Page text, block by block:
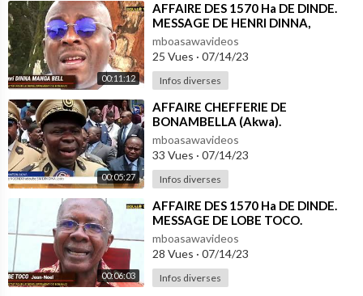
00:11:12
⁣AFFAIRE DES 1570 Ha DE DINDE.
MESSAGE DE HENRI DINNA,
MEMBRE DU COLLECTIF
mboasawavideos
25 Vues · 07/14/23
Infos diverses
00:05:27
⁣AFFAIRE CHEFFERIE DE
BONAMBELLA (Akwa).
mboasawavideos
33 Vues · 07/14/23
Infos diverses
00:06:03
⁣AFFAIRE DES 1570 Ha DE DINDE.
MESSAGE DE LOBE TOCO.
MEMBRE DU COLLECTIF
mboasawavideos
28 Vues · 07/14/23
Infos diverses